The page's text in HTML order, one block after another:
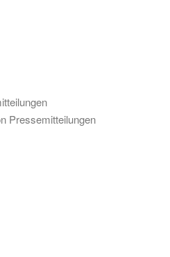
Pressemitteilungen